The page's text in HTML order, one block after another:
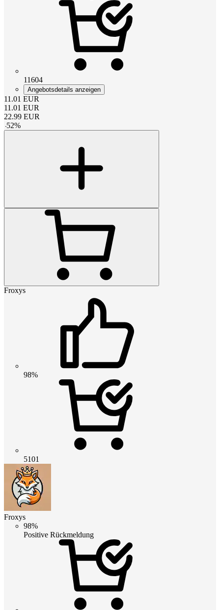
11604
Angebotsdetails anzeigen
11.01 EUR
11.01 EUR
22.99 EUR
-52%
Froxys
98%
5101
Froxys
98%
Positive Rückmeldung